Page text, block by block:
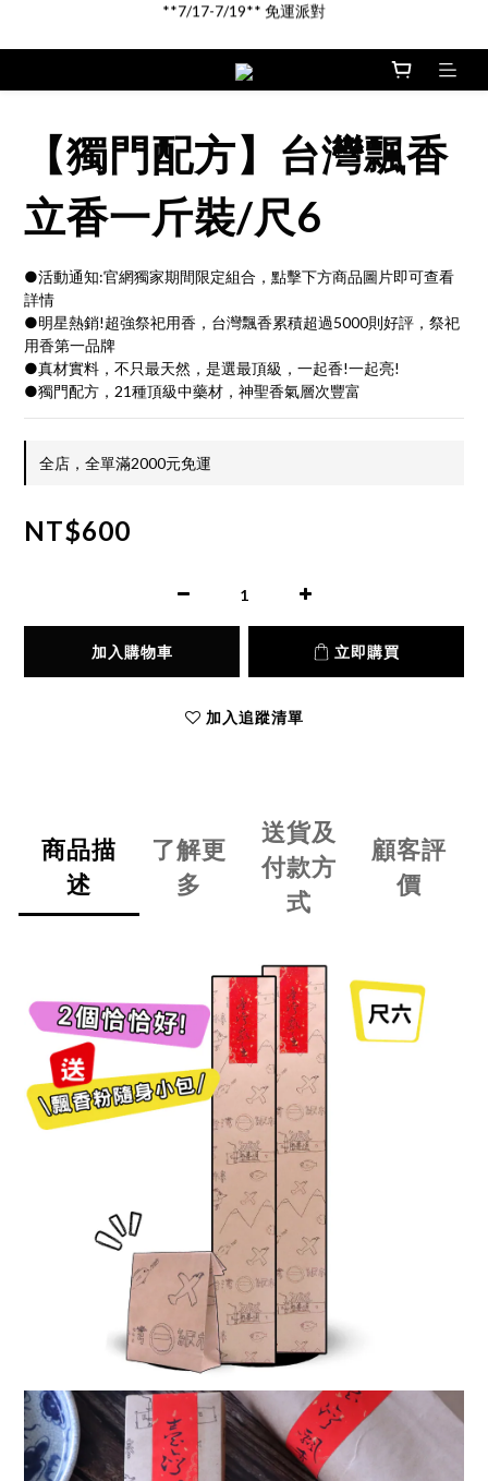
新品登場!! \印尼馬來沉香/
新品登場!! \印尼馬來沉香/
三十年老料限量上架販售中
新品登場!! \印尼馬來沉香/
【獨門配方】台灣飄香
立香一斤裝/尺6
●活動通知:官網獨家期間限定組合，點擊下方商品圖片即可查看
詳情
●明星熱銷!超強祭祀用香，台灣飄香累積超過5000則好評，祭祀
用香第一品牌
●真材實料，不只最天然，是選最頂級，一起香!一起亮!
●獨門配方，21種頂級中藥材，神聖香氣層次豐富
全店，全單滿2000元免運
NT$600
加入購物車 立即購買
加入追蹤清單
商品描
述
了解更
多
送貨及
付款方
式
顧客評
價